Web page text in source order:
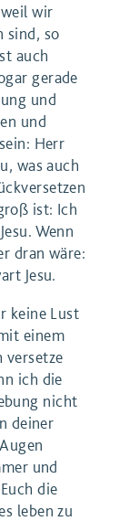
wir
sind, so
auch
gerade
und
und
Herr
was auch
ist: Ich
Wenn
dran wäre:
Jesu.
keine Lust
einem
versetze
ich die
nicht
deiner
und
die
leben zu